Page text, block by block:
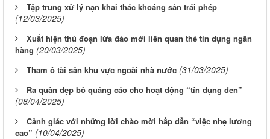
Tập trung xử lý nạn khai thác khoáng sản trái phép
(12/03/2025)
Xuất hiện thủ đoạn lừa đảo mới liên quan thẻ tín dụng ngân
hàng (20/03/2025)
Tham ô tài sản khu vực ngoài nhà nước (31/03/2025)
Ra quân dẹp bỏ quảng cáo cho hoạt động “tín dụng đen”
(08/04/2025)
Cảnh giác với những lời chào mời hấp dẫn “việc nhẹ lương
cao” (10/04/2025)